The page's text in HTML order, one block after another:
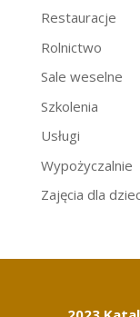
Restauracje
Rolnictwo
Sale weselne
Szkolenia
Usługi
Wypożyczalnie
Zajęcia dla